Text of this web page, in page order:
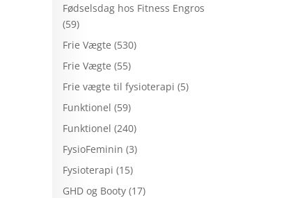
Fødselsdag hos Fitness Engros
(59)
Frie Vægte (530)
Frie Vægte (55)
Frie vægte til fysioterapi (5)
Funktionel (59)
Funktionel (240)
FysioFeminin (3)
Fysioterapi (15)
GHD og Booty (17)